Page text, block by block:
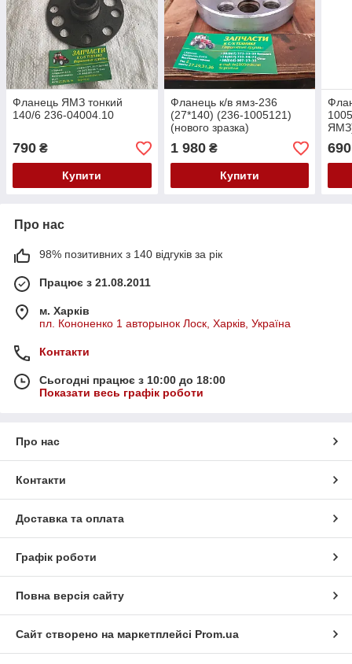
Фланець ЯМЗ тонкий
140/6 236-04004.10
790 ₴
Купити
Фланець к/в ямз-236
(27*140) (236-1005121)
(нового зразка)
1 980₴
Купити
690
Про нас
98% позитивних з 140 відгуків за рік
Працює з 21.08.2011
м. Харків
пл. Кононенко 1 авторынок Лоск, Харків, Україна
Контакти
Сьогодні працює з 10:00 до 18:00
Показати весь графік роботи
Про нас
Контакти
Доставка та оплата
Графік роботи
Повна версія сайту
Сайт створено на маркетплейсі Prom.ua